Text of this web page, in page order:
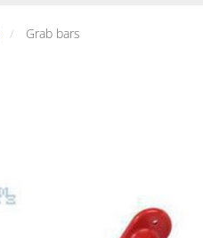
Grab bars